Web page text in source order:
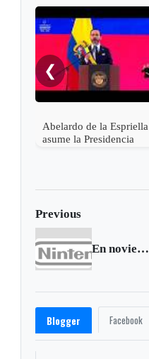
❮
Abelardo de la Espriella
asume la Presidencia
Previous
En noviembre Nintendo lanza su consola Wii U
Blogger Facebook